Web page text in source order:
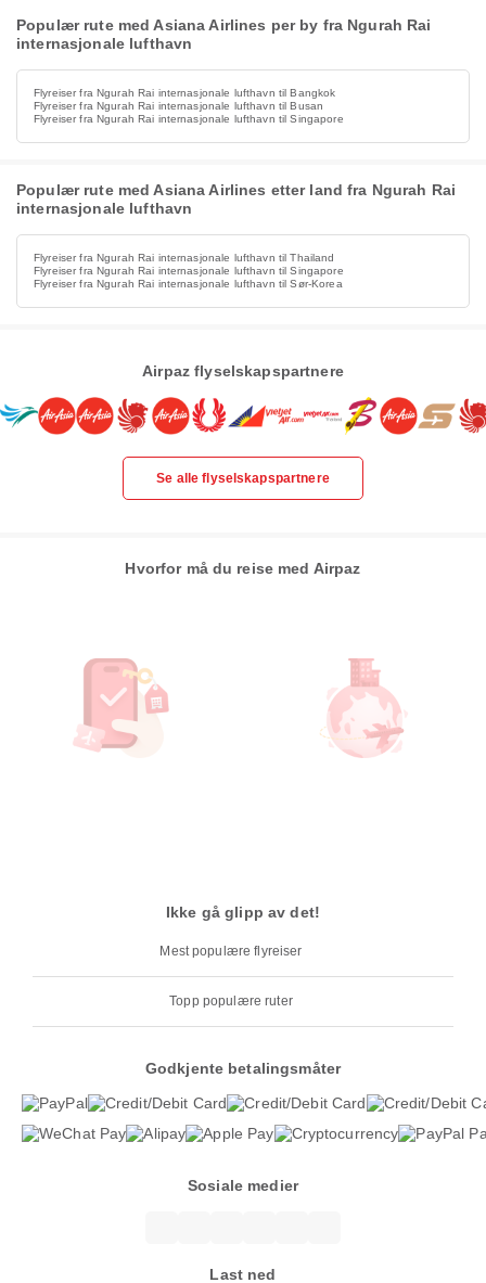
Populær rute med Asiana Airlines per by fra Ngurah Rai
internasjonale lufthavn
Flyreiser fra Ngurah Rai internasjonale lufthavn til Bangkok
Flyreiser fra Ngurah Rai internasjonale lufthavn til Busan
Flyreiser fra Ngurah Rai internasjonale lufthavn til Singapore
Populær rute med Asiana Airlines etter land fra Ngurah Rai
internasjonale lufthavn
Flyreiser fra Ngurah Rai internasjonale lufthavn til Thailand
Flyreiser fra Ngurah Rai internasjonale lufthavn til Singapore
Flyreiser fra Ngurah Rai internasjonale lufthavn til Sør-Korea
Airpaz flyselskapspartnere
Se alle flyselskapspartnere
Hvorfor må du reise med Airpaz
Ikke gå glipp av det!
Mest populære flyreiser
Topp populære ruter
Godkjente betalingsmåter
Sosiale medier
Last ned